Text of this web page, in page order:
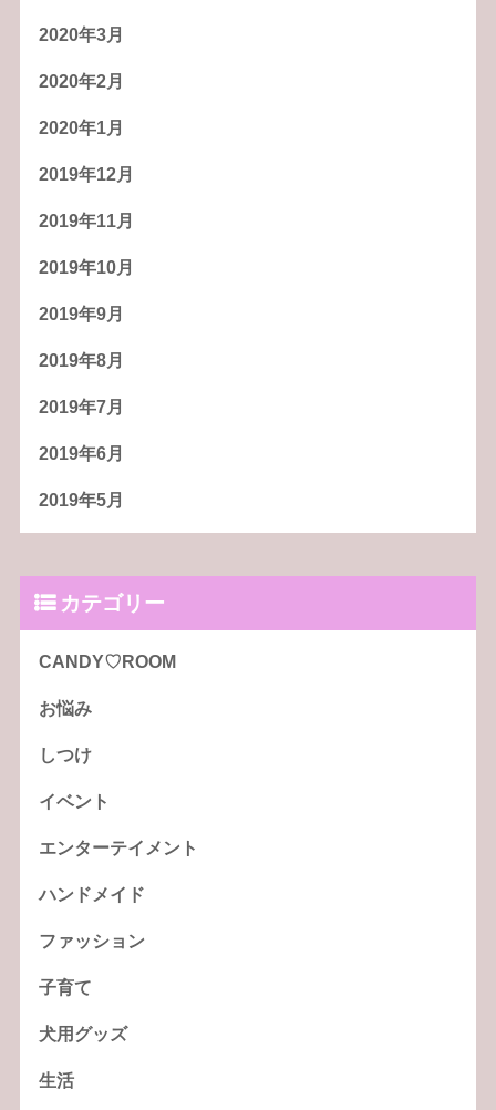
2020年3月
2020年2月
2020年1月
2019年12月
2019年11月
2019年10月
2019年9月
2019年8月
2019年7月
2019年6月
2019年5月
カテゴリー
CANDY♡ROOM
お悩み
しつけ
イベント
エンターテイメント
ハンドメイド
ファッション
子育て
犬用グッズ
生活